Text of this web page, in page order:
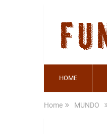
HOME
Home MUNDO